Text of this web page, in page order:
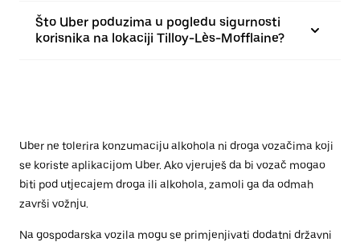
Što Uber poduzima u pogledu sigurnosti
korisnika na lokaciji Tilloy-Lès-Mofflaine?
Uber ne tolerira konzumaciju alkohola ni droga vozačima koji
se koriste aplikacijom Uber. Ako vjeruješ da bi vozač mogao
biti pod utjecajem droga ili alkohola, zamoli ga da odmah
završi vožnju.
Na gospodarska vozila mogu se primjenjivati dodatni državni